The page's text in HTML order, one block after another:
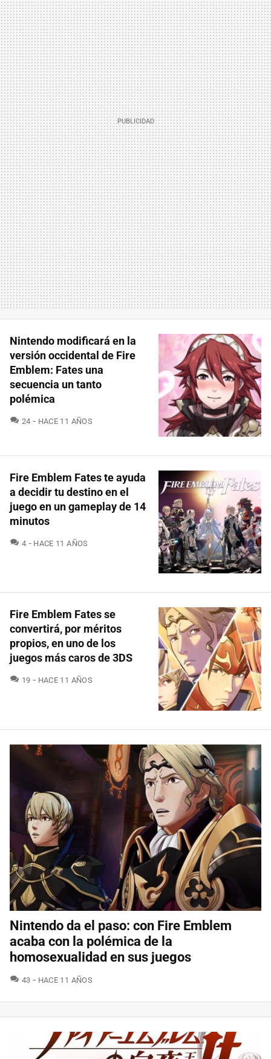
Nintendo modificará en la
versión occidental de Fire
Emblem: Fates una
secuencia un tanto
polémica
24 COMENTARIOS
HACE 11 AÑOS
Fire Emblem Fates te ayuda
a decidir tu destino en el
juego en un gameplay de 14
minutos
4 COMENTARIOS
HACE 11 AÑOS
Fire Emblem Fates se
convertirá, por méritos
propios, en uno de los
juegos más caros de 3DS
19 COMENTARIOS
HACE 11 AÑOS
Nintendo da el paso: con Fire Emblem
acaba con la polémica de la
homosexualidad en sus juegos
43 COMENTARIOS
HACE 11 AÑOS